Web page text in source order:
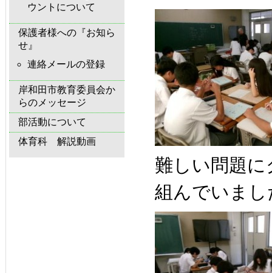
ウントについて
保護者様への『お知ら
せ』
連絡メールの登録
岸和田市教育委員会か
らのメッセージ
部活動について
体育科 解説動画
難しい問題
組んでいまし